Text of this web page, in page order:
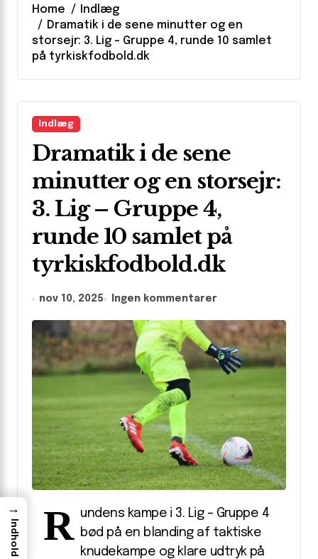
Home
Indlæg
Dramatik i de sene minutter og en
storsejr: 3. Lig – Gruppe 4, runde 10 samlet
på tyrkiskfodbold.dk
Indlæg
Dramatik i de sene
minutter og en storsejr:
3. Lig – Gruppe 4,
runde 10 samlet på
tyrkiskfodbold.dk
nov 10, 2025 Ingen kommentarer
R undens kampe i 3. Lig – Gruppe 4
bød på en blanding af taktiske
knudekampe og klare udtryk på
→
Indhold